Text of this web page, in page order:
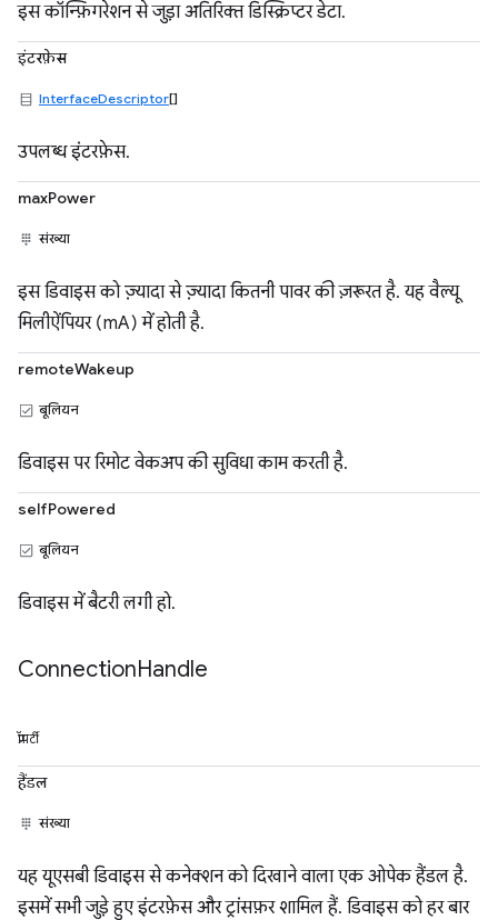
इस कॉन्फ़िगरेशन से जुड़ा अतिरिक्त डिस्क्रिप्टर डेटा.
इंटरफ़ेस
InterfaceDescriptor[]
उपलब्ध इंटरफ़ेस.
maxPower
संख्या
इस डिवाइस को ज़्यादा से ज़्यादा कितनी पावर की ज़रूरत है. यह वैल्यू
मिलीऐंपियर (mA) में होती है.
remoteWakeup
बूलियन
डिवाइस पर रिमोट वेकअप की सुविधा काम करती है.
selfPowered
बूलियन
डिवाइस में बैटरी लगी हो.
ConnectionHandle
प्रॉपर्टी
हैंडल
संख्या
यह यूएसबी डिवाइस से कनेक्शन को दिखाने वाला एक ओपेक हैंडल है.
इसमें सभी जुड़े हुए इंटरफ़ेस और ट्रांसफ़र शामिल हैं. डिवाइस को हर बार